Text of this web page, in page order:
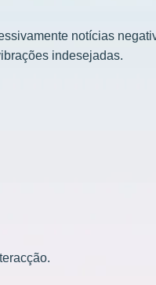
notícias
indesejadas.